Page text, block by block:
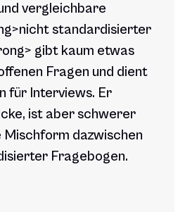
vergleichbare
standardisierter
gibt kaum etwas
Fragen und dient
für Interviews. Er
ist aber schwerer
Mischform dazwischen
Fragebogen.